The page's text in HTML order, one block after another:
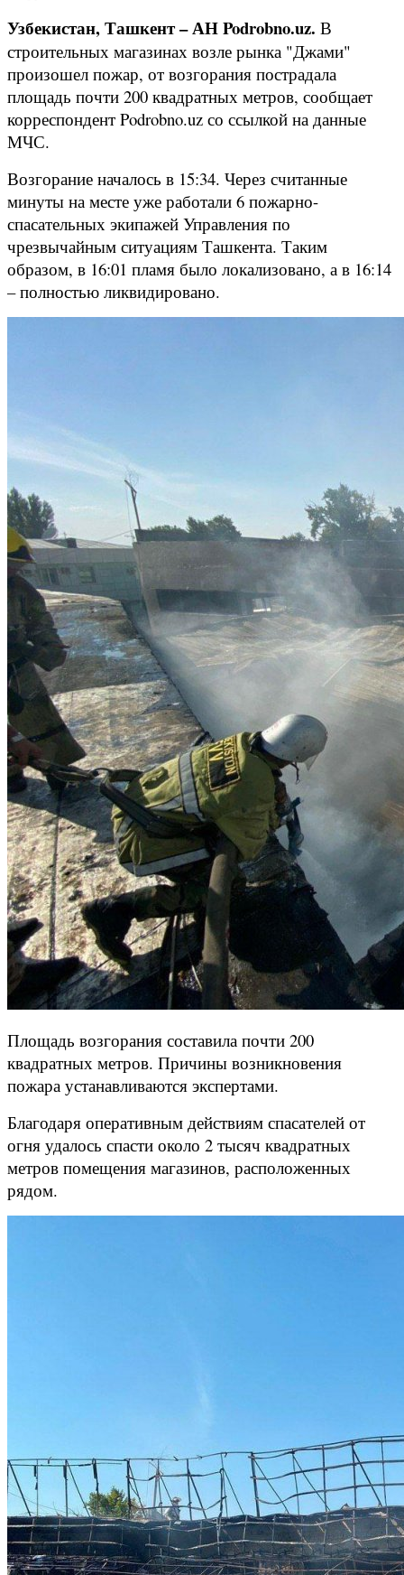
Узбекистан, Ташкент – АН Podrobno.uz. В
строительных магазинах возле рынка "Джами"
произошел пожар, от возгорания пострадала
площадь почти 200 квадратных метров, сообщает
корреспондент Podrobno.uz со ссылкой на данные
МЧС.
Возгорание началось в 15:34. Через считанные
минуты на месте уже работали 6 пожарно-
спасательных экипажей Управления по
чрезвычайным ситуациям Ташкента. Таким
образом, в 16:01 пламя было локализовано, а в 16:14
– полностью ликвидировано.
Площадь возгорания составила почти 200
квадратных метров. Причины возникновения
пожара устанавливаются экспертами.
Благодаря оперативным действиям спасателей от
огня удалось спасти около 2 тысяч квадратных
метров помещения магазинов, расположенных
рядом.